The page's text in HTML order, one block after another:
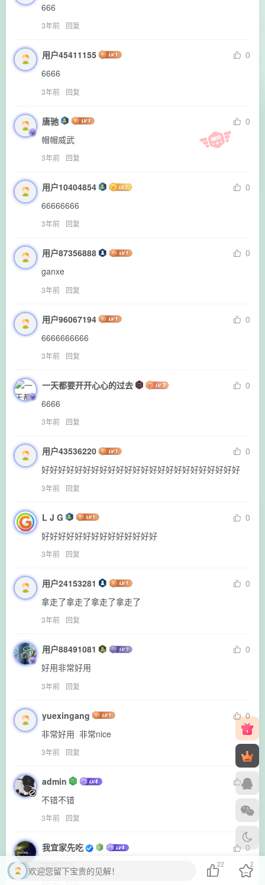
666
3年前 回复
用户45411155
0
6666
3年前 回复
唐驰
0
帽帽威武
3年前 回复
用户10404854
0
66666666
3年前 回复
用户87356888
0
ganxe
3年前 回复
用户96067194
0
6666666666
3年前 回复
一天都要开开心心的过去
0
6666
3年前 回复
用户43536220
0
好好好好好好好好好好好好好好好好好好好好好好好好
3年前 回复
L J G
0
好好好好好好好好好好好好好好
3年前 回复
用户24153281
0
拿走了拿走了拿走了拿走了
3年前 回复
用户88491081
0
好用非常好用
3年前 回复
yuexingang
0
非常好用  非常nice
3年前 回复
admin
0
不错不错
3年前 回复
我宜家先吃
0
非常不错
欢迎您留下宝贵的见解！
22 2